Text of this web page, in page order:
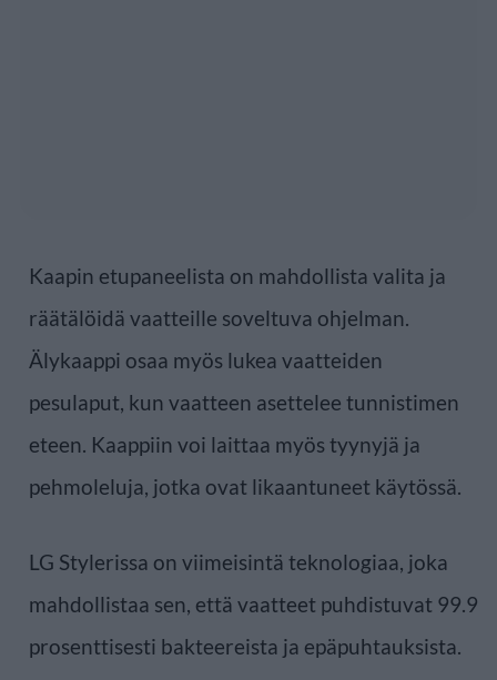
Kaapin etupaneelista on mahdollista valita ja
räätälöidä vaatteille soveltuva ohjelman.
Älykaappi osaa myös lukea vaatteiden
pesulaput, kun vaatteen asettelee tunnistimen
eteen. Kaappiin voi laittaa myös tyynyjä ja
pehmoleluja, jotka ovat likaantuneet käytössä.
LG Stylerissa on viimeisintä teknologiaa, joka
mahdollistaa sen, että vaatteet puhdistuvat 99.9
prosenttisesti bakteereista ja epäpuhtauksista.